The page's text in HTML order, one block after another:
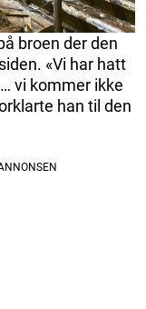
broen der den
«Vi har hatt
vi kommer ikke
han til den